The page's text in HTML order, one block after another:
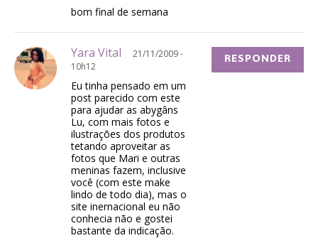
bom final de semana
Yara Vital
21/11/2009 -
10h12
Eu tinha pensado em um
post parecido com este
para ajudar as abygâns
Lu, com mais fotos e
ilustrações dos produtos
tetando aproveitar as
fotos que Mari e outras
meninas fazem, inclusive
você (com este make
lindo de todo dia), mas o
site inernacional eu não
conhecia não e gostei
bastante da indicação.
RESPONDER